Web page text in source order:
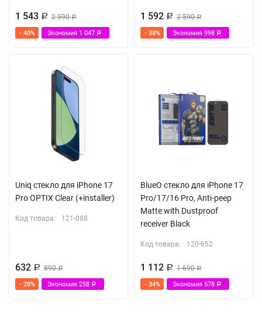
1 543 Р 2 590Р
- 40% Экономия 1 047 Р
1 592 Р 2 590Р
- 38% Экономия 998 Р
Uniq стекло для iPhone 17
Pro OPTIX Clear (+installer)
Код товара: 121-088
632 Р 890Р
- 28% Экономия 258 Р
BlueO стекло для iPhone 17
Pro/17/16 Pro, Anti-peep
Matte with Dustproof
receiver Black
Код товара: 120-652
1 112 Р 1 690Р
- 34% Экономия 578 Р